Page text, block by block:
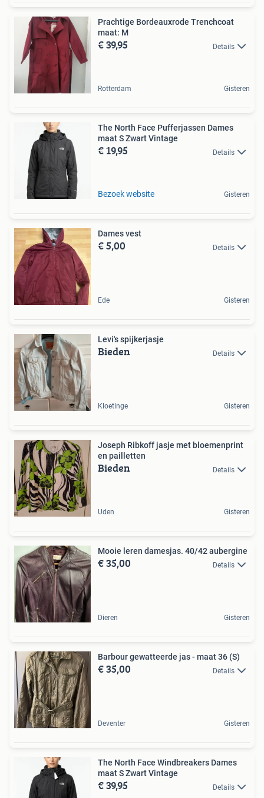
Prachtige Bordeauxrode Trenchcoat
maat: M
€ 39,95 Details
Rotterdam Gisteren
The North Face Pufferjassen Dames
maat S Zwart Vintage
€ 19,95 Details
Bezoek website Gisteren
Dames vest
€ 5,00 Details
Ede Gisteren
Levi's spijkerjasje
Bieden Details
Kloetinge Gisteren
Joseph Ribkoff jasje met bloemenprint
en pailletten
Bieden Details
Uden Gisteren
Mooie leren damesjas. 40/42 aubergine
€ 35,00 Details
Dieren Gisteren
Barbour gewatteerde jas - maat 36 (S)
€ 35,00 Details
Deventer Gisteren
The North Face Windbreakers Dames
maat S Zwart Vintage
€ 39,95 Details